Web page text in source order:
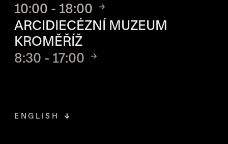
10:00 - 18:00
ARCIDIECÉZNÍ MUZEUM
KROMĚŘÍŽ
8:30 - 17:00
ENGLISH